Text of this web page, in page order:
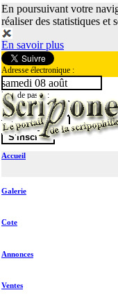
En poursuivant votre
réaliser des statistiques et
En savoir plus
Adresse électronique :
Mot de passe :
samedi 08 août
Accueil
Galerie
Cote
Annonces
Ventes